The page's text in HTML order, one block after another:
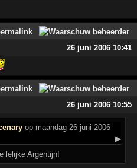
26 juni 2006 10:41
26 juni 2006 10:55
op maandag 26 juni 2006
▶
lelijke Argentijn!